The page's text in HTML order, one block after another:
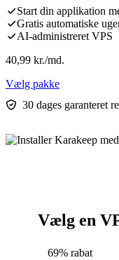
Start din applikation
Gratis automatiske
AI-administreret VPS
40,99 kr./md.
Vælg pakke
30 dages garanteret
Vælg en
69% rabat